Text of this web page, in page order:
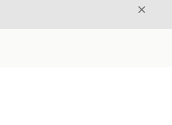
Stäng